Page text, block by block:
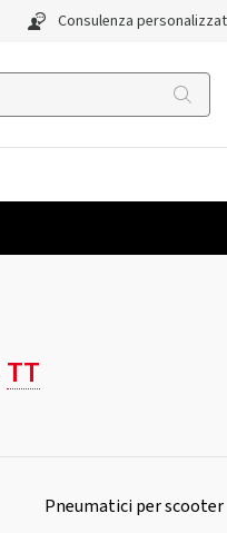
Consulenza
TT
Pneumatici per scooter